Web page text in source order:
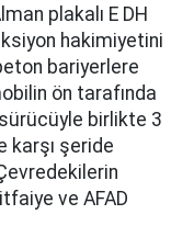
plakalı E DH
hakimiyetini
bariyerlere
ön tarafında
birlikte 3
karşı şeride
ve AFAD